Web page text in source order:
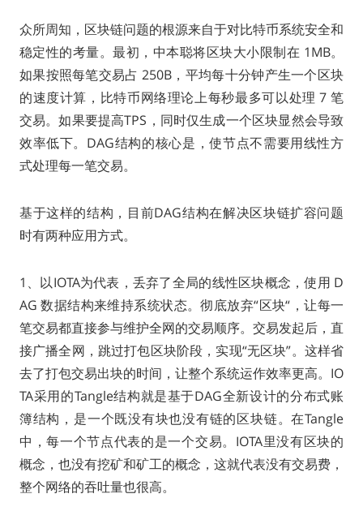
众所周知，区块链问题的根源来自于对比特币系统安全和
稳定性的考量。最初，中本聪将区块大小限制在 1MB。
如果按照每笔交易占 250B，平均每十分钟产生一个区块
的速度计算，比特币网络理论上每秒最多可以处理 7 笔
交易。如果要提高TPS，同时仅生成一个区块显然会导致
效率低下。DAG结构的核心是，使节点不需要用线性方
式处理每一笔交易。
基于这样的结构，目前DAG结构在解决区块链扩容问题
时有两种应用方式。
1、以IOTA为代表，丢弃了全局的线性区块概念，使用 D
AG 数据结构来维持系统状态。彻底放弃“区块“，让每一
笔交易都直接参与维护全网的交易顺序。交易发起后，直
接广播全网，跳过打包区块阶段，实现“无区块”。这样省
去了打包交易出块的时间，让整个系统运作效率更高。IO
TA采用的Tangle结构就是基于DAG全新设计的分布式账
簿结构，是一个既没有块也没有链的区块链。在Tangle
中，每一个节点代表的是一个交易。IOTA里没有区块的
概念，也没有挖矿和矿工的概念，这就代表没有交易费，
整个网络的吞吐量也很高。